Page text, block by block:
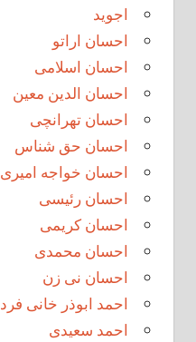
اجوید
احسان اراتو
احسان اسلامی
احسان الدین معین
احسان تهرانچی
احسان حق شناس
احسان خواجه امیری
احسان رئیسی
احسان کریمی
احسان محمدی
احسان نی زن
احمد ابوذر خانی فرد
احمد سعیدی